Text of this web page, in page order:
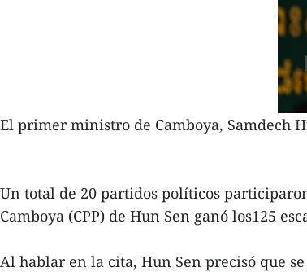
El primer ministro de Camboya, Samdech
Un total de 20 partidos políticos
Camboya (CPP) de Hun Sen ganó los125
Al hablar en la cita, Hun Sen precisó que